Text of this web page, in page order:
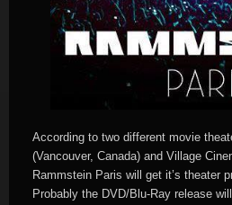
According to two different movie
(Vancouver, Canada) and Village
Rammstein Paris will get it’s theater
Probably the DVD/Blu-Ray release